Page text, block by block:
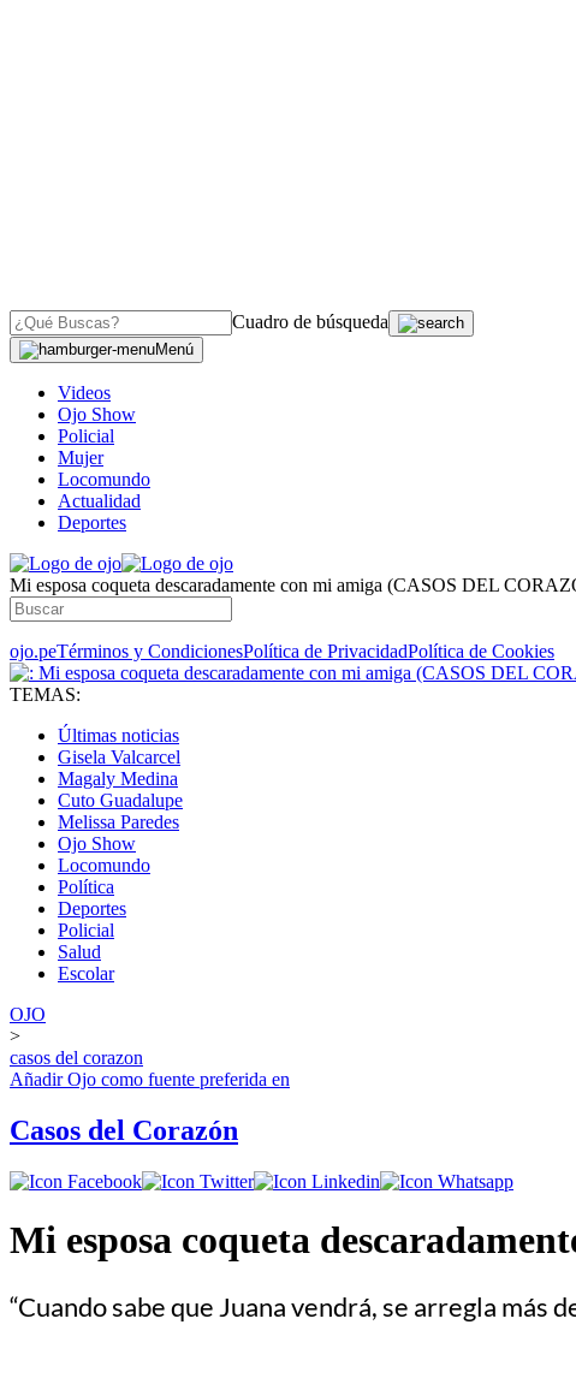
Cuadro de búsqueda
Menú
Videos
Ojo Show
Policial
Mujer
Locomundo
Actualidad
Deportes
Mi esposa coqueta descaradamente con mi amiga (CASOS DEL
ojo.peTérminos y CondicionesPolítica de PrivacidadPolítica de Cookies
TEMAS:
Últimas noticias
Gisela Valcarcel
Magaly Medina
Cuto Guadalupe
Melissa Paredes
Ojo Show
Locomundo
Política
Deportes
Policial
Salud
Escolar
OJO
>
casos del corazon
AñadirOjo como fuente preferida en
Casos del Corazón
Mi esposa coqueta
“Cuando sabe que Juana vendrá, se arregla más